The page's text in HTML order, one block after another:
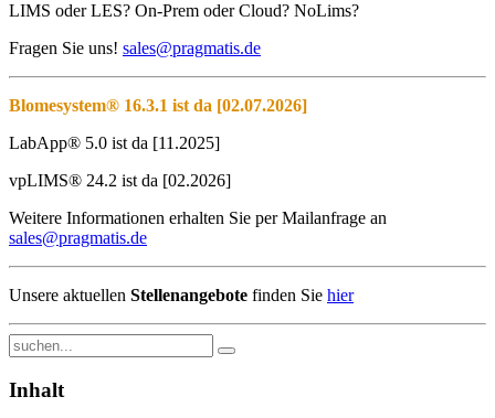
LIMS oder LES? On-Prem oder Cloud? NoLims?
Fragen Sie uns! sales@pragmatis.de
Blomesystem® 16.3.1 ist da [02.07.2026]
LabApp® 5.0 ist da [11.2025]
vpLIMS® 24.2 ist da [02.2026]
Weitere Informationen erhalten Sie per Mailanfrage an
sales@pragmatis.de
Unsere aktuellen Stellenangebote finden Sie hier
Inhalt